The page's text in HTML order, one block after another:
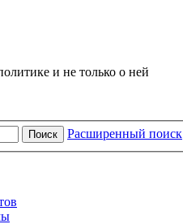
и не только о ней
Поиск Расширенный поиск